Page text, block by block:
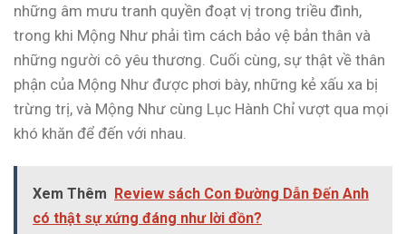
những âm mưu tranh quyền đoạt vị trong triều đình,
trong khi Mộng Như phải tìm cách bảo vệ bản thân và
những người cô yêu thương. Cuối cùng, sự thật về thân
phận của Mộng Như được phơi bày, những kẻ xấu xa bị
trừng trị, và Mộng Như cùng Lục Hành Chỉ vượt qua mọi
khó khăn để đến với nhau.
Xem Thêm Review sách Con Đường Dẫn Đến Anh
có thật sự xứng đáng như lời đồn?